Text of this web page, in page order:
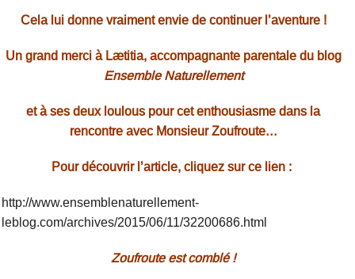
Cela lui donne vraiment envie de continuer l’aventure !
Un grand merci à Lætitia, accompagnante parentale du blog
Ensemble Naturellement
et à ses deux loulous pour cetenthousiasme dans la
rencontre avec Monsieur Zoufroute…
Pour découvrir l’article, cliquez sur ce lien :
http://www.ensemblenaturellement-
leblog.com/archives/2015/06/11/32200686.html
Zoufroute est comblé !